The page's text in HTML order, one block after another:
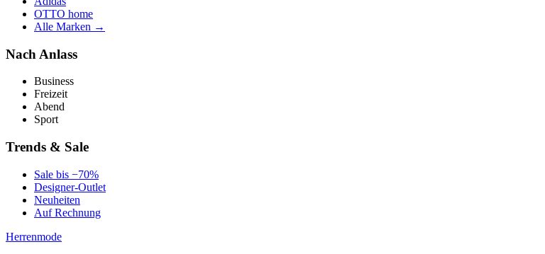
OTTO home
Alle Marken →
Nach Anlass
Business
Freizeit
Abend
Sport
Trends & Sale
Sale bis −70%
Designer-Outlet
Neuheiten
Auf Rechnung
Herrenmode